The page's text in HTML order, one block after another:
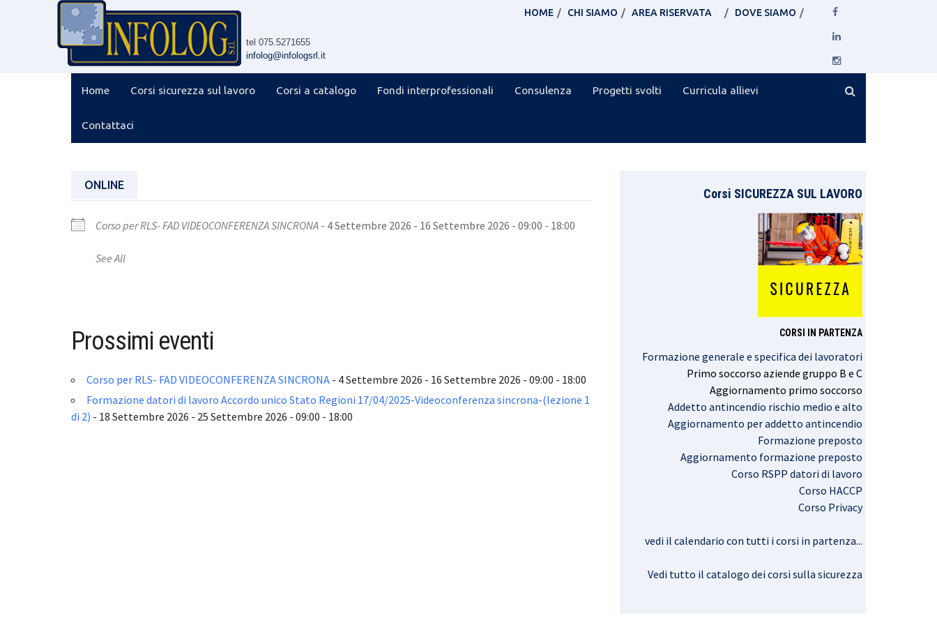
tel 075.5271655
infolog@infologsrl.it
HOME CHI SIAMO AREA RISERVATA DOVE SIAMO
Home Corsi sicurezza sul lavoro Corsi a catalogo Fondi interprofessionali Consulenza Progetti svolti Curricula allievi
Contattaci
ONLINE
Corso per RLS- FAD VIDEOCONFERENZA SINCRONA - 4 Settembre 2026 - 16 Settembre 2026 - 09:00 - 18:00
See All
Prossimi eventi
Corso per RLS- FAD VIDEOCONFERENZA SINCRONA - 4 Settembre 2026 - 16 Settembre 2026 - 09:00 - 18:00
Formazione datori di lavoro Accordo unico Stato Regioni 17/04/2025-Videoconferenza sincrona-(lezione 1
di 2) - 18 Settembre 2026 - 25 Settembre 2026 - 09:00 - 18:00
Corsi SICUREZZA SUL LAVORO
CORSI IN PARTENZA
Formazione generale e specifica dei lavoratori
Primo soccorso aziende gruppo B e C
Aggiornamento primo soccorso
Addetto antincendio rischio medio e alto
Aggiornamento per addetto antincendio
Formazione preposto
Aggiornamento formazione preposto
Corso RSPP datori di lavoro
Corso HACCP
Corso Privacy
vedi il calendario con tutti i corsi in partenza...
Vedi tutto il catalogo dei corsi sulla sicurezza